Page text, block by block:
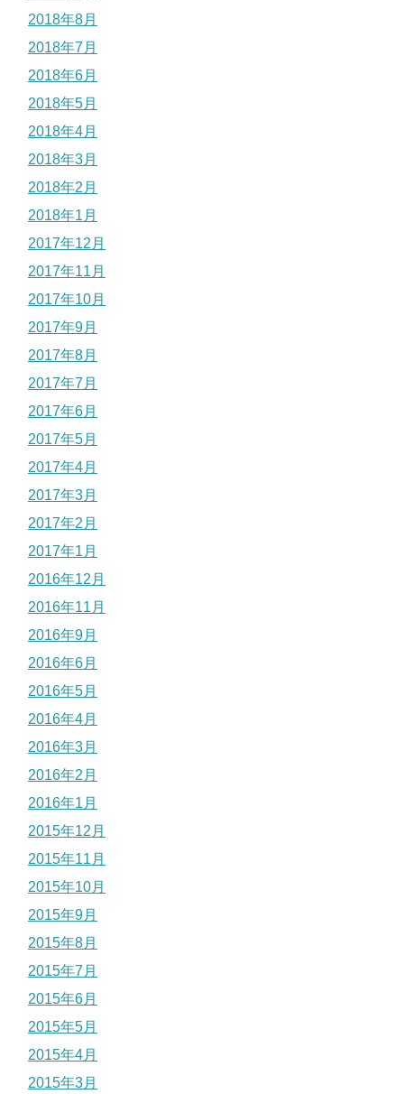
2018年8月
2018年7月
2018年6月
2018年5月
2018年4月
2018年3月
2018年2月
2018年1月
2017年12月
2017年11月
2017年10月
2017年9月
2017年8月
2017年7月
2017年6月
2017年5月
2017年4月
2017年3月
2017年2月
2017年1月
2016年12月
2016年11月
2016年9月
2016年6月
2016年5月
2016年4月
2016年3月
2016年2月
2016年1月
2015年12月
2015年11月
2015年10月
2015年9月
2015年8月
2015年7月
2015年6月
2015年5月
2015年4月
2015年3月